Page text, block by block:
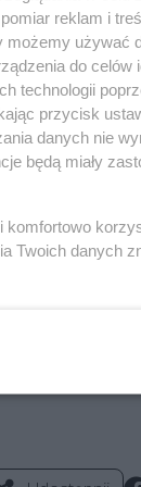
obejmującym
Biskupski,
gdy osiągnęły
ochrony
zabiegi będą
reklam i
możemy używać
do celów
technologii
przycisk
danych nie
będą miały
komfortowo
Twoich danych